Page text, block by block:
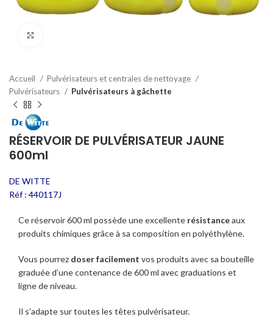
Accueil
Pulvérisateurs et centrales de nettoyage
Pulvérisateurs
Pulvérisateurs à gâchette
RÉSERVOIR DE PULVÉRISATEUR JAUNE
600ml
DE WITTE
Réf : 440117J
Ce réservoir 600 ml possède une excellente résistanceaux
produits chimiques grâce à sa composition en polyéthylène.
Vous pourrez doser facilement vos produits avec sa bouteille
graduée d’une contenance de 600 ml avec graduations et
ligne de niveau.
Il s’adapte sur toutes les têtes pulvérisateur.